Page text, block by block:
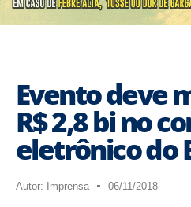
Evento deve
R$ 2,8 bi no
eletrônico do
Autor: Imprensa 06/11/2018